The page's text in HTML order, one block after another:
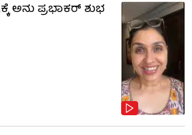
ಅನು ಪ್ರಭಾಕರ್ ಶುಭ